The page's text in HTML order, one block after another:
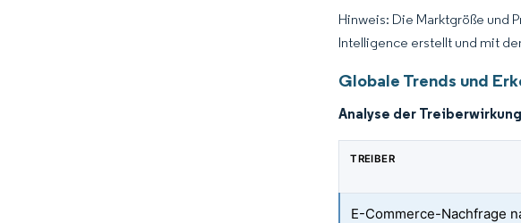
Hinweis: Die Marktgröße und
Intelligence erstellt und mit
Globale Trends und
Analyse der
TREIBER
E-Commerce-Nachfrage